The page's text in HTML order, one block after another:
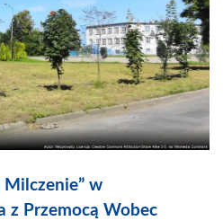
w
z Przemocą Wobec